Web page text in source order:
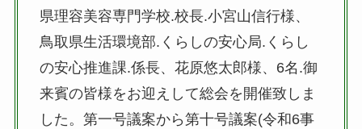
県理容美容専門学校.校長.小宮山信行様、
鳥取県生活環境部.くらしの安心局.くらし
の安心推進課.係長、花原悠太郎様、6名.御
来賓の皆様をお迎えして総会を開催致しま
した。第一号議案から第十号議案(令和6事